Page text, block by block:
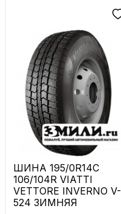
ШИНА 195/0R14C
106/104R VIATTI
VETTORE INVERNO V-
524 ЗИМНЯЯ